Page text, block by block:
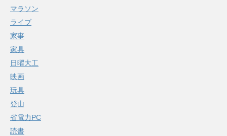
マラソン
ライブ
家事
家具
日曜大工
映画
玩具
登山
省電力PC
読書